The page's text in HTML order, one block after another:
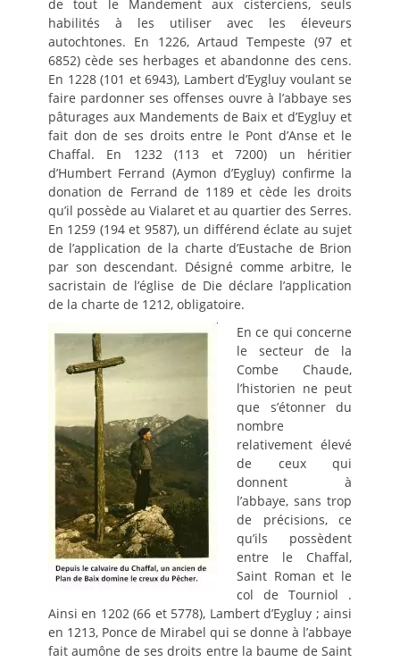
de tout le Mandement aux cisterciens, seuls
habilités à les utiliser avec les éleveurs
autochtones. En 1226, Artaud Tempeste (97 et
6852) cède ses herbages et abandonne des cens.
En 1228 (101 et 6943), Lambert d’Eygluy voulant se
faire pardonner ses offenses ouvre à l’abbaye ses
pâturages aux Mandements de Baix et d’Eygluy et
fait don de ses droits entre le Pont d’Anse et le
Chaffal. En 1232 (113 et 7200) un héritier
d’Humbert Ferrand (Aymon d’Eygluy) confirme la
donation de Ferrand de 1189 et cède les droits
qu’il possède au Vialaret et au quartier des Serres.
En 1259 (194 et 9587), un différend éclate au sujet
de l’application de la charte d’Eustache de Brion
par son descendant. Désigné comme arbitre, le
sacristain de l’église de Die déclare l’application
de la charte de 1212, obligatoire.
En ce qui concerne
le secteur de la
Combe Chaude,
l’historien ne peut
que s’étonner du
nombre
relativement élevé
de ceux qui
donnent à
l’abbaye, sans trop
de précisions, ce
qu’ils possèdent
entre le Chaffal,
Saint Roman et le
col de Tourniol .
Ainsi en 1202 (66 et 5778), Lambert d’Eygluy ; ainsi
en 1213, Ponce de Mirabel qui se donne à l’abbaye
fait aumône de ses droits entre la baume de Saint